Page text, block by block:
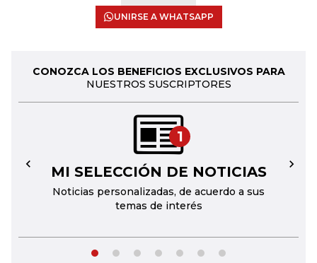
UNIRSE A WHATSAPP
CONOZCA LOS BENEFICIOS EXCLUSIVOS PARA
NUESTROS SUSCRIPTORES
1
MI SELECCIÓN DE NOTICIAS
Noticias personalizadas, de acuerdo a sus
temas de interés
← →